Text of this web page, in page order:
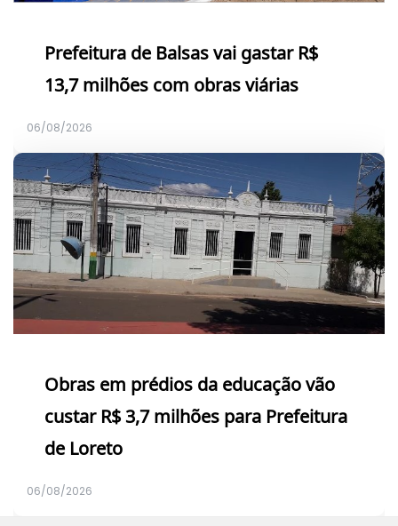
Prefeitura de Balsas vai gastar R$
13,7 milhões com obras viárias
06/08/2026
Obras em prédios da educação vão
custar R$ 3,7 milhões para Prefeitura
de Loreto
06/08/2026